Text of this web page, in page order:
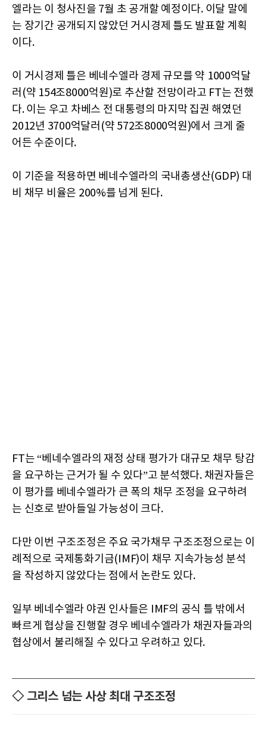
엘라는 이 청사진을 7월 초 공개할 예정이다. 이달 말에
는 장기간 공개되지 않았던 거시경제 틀도 발표할 계획
이다.
이 거시경제 틀은 베네수엘라 경제 규모를 약 1000억달
러(약 154조8000억원)로 추산할 전망이라고 FT는 전했
다. 이는 우고 차베스 전 대통령의 마지막 집권 해였던
2012년 3700억달러(약 572조8000억원)에서 크게 줄
어든 수준이다.
이 기준을 적용하면 베네수엘라의 국내총생산(GDP) 대
비 채무 비율은 200%를 넘게 된다.
FT는 “베네수엘라의 재정 상태 평가가 대규모 채무 탕감
을 요구하는 근거가 될 수 있다”고 분석했다. 채권자들은
이 평가를 베네수엘라가 큰 폭의 채무 조정을 요구하려
는 신호로 받아들일 가능성이 크다.
다만 이번 구조조정은 주요 국가채무 구조조정으로는 이
례적으로 국제통화기금(IMF)이 채무 지속가능성 분석
을 작성하지 않았다는 점에서 논란도 있다.
일부 베네수엘라 야권 인사들은 IMF의 공식 틀 밖에서
빠르게 협상을 진행할 경우 베네수엘라가 채권자들과의
협상에서 불리해질 수 있다고 우려하고 있다.
◇ 그리스 넘는 사상 최대 구조조정